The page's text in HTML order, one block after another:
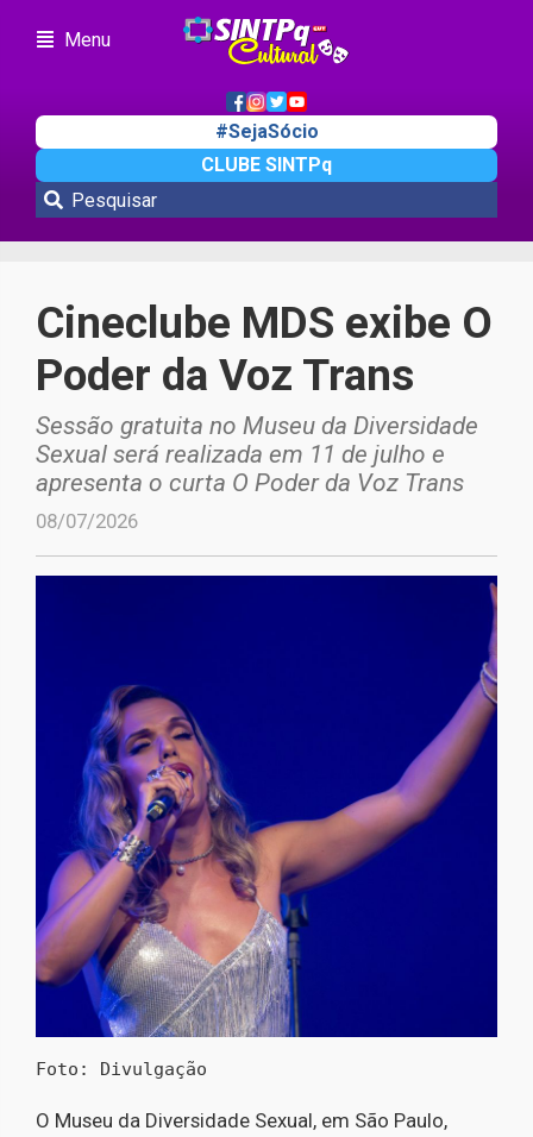
Menu
#SejaSócio
CLUBE SINTPq
Cultura
Cineclube MDS exibe O
Poder da Voz Trans
Sessão gratuita no Museu da Diversidade
Sexual será realizada em 11 de julho e
apresenta o curta O Poder da Voz Trans
08/07/2026
Foto: Divulgação
O Museu da Diversidade Sexual, em São Paulo,